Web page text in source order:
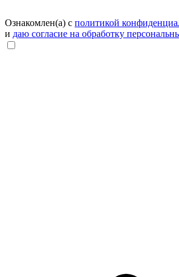
Ознакомлен(а) с политикой
и даю согласие на обработку